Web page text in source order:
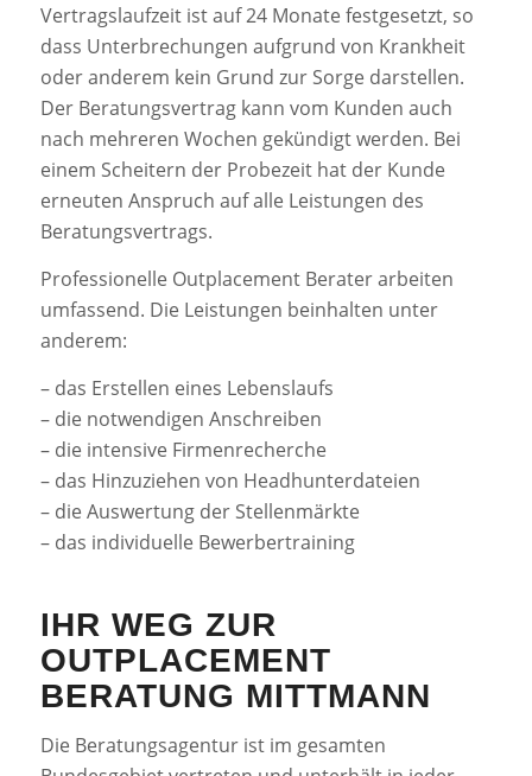
Vertragslaufzeit ist auf 24 Monate festgesetzt, so
dass Unterbrechungen aufgrund von Krankheit
oder anderem kein Grund zur Sorge darstellen.
Der Beratungsvertrag kann vom Kunden auch
nach mehreren Wochen gekündigt werden. Bei
einem Scheitern der Probezeit hat der Kunde
erneuten Anspruch auf alle Leistungen des
Beratungsvertrags.
Professionelle Outplacement Berater arbeiten
umfassend. Die Leistungen beinhalten unter
anderem:
– das Erstellen eines Lebenslaufs
– die notwendigen Anschreiben
– die intensive Firmenrecherche
– das Hinzuziehen von Headhunterdateien
– die Auswertung der Stellenmärkte
– das individuelle Bewerbertraining
IHR WEG ZUR
OUTPLACEMENT
BERATUNG MITTMANN
Die Beratungsagentur ist im gesamten